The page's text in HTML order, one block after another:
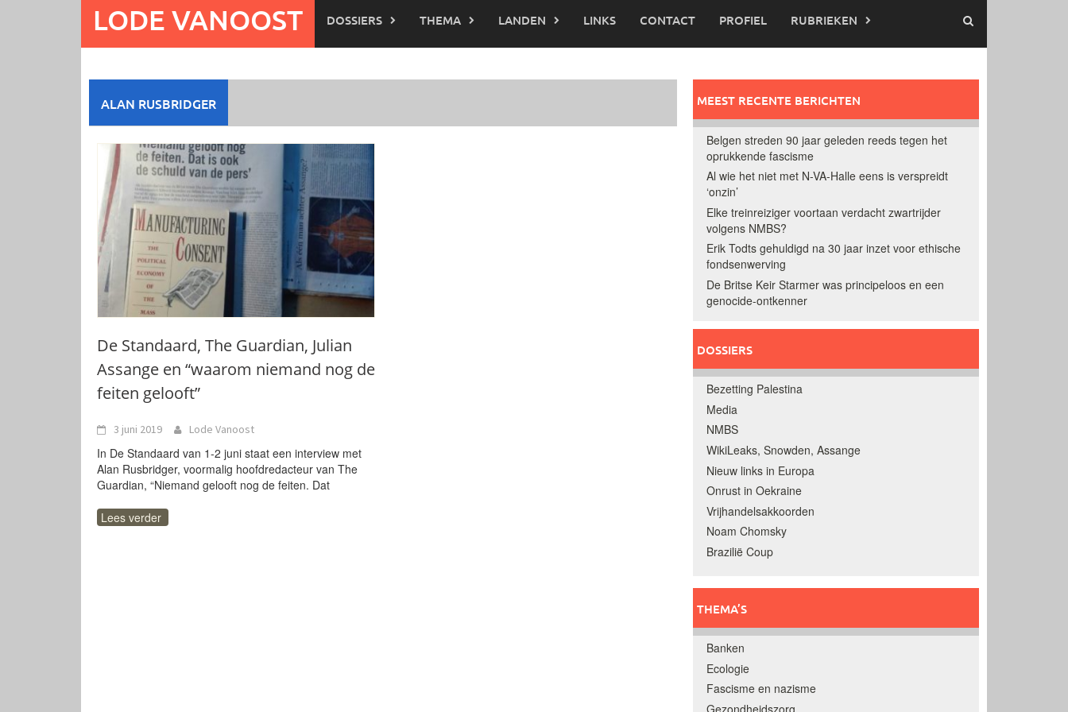
LODE VANOOST DOSSIERS THEMA LANDEN LINKS CONTACT PROFIEL RUBRIEKEN
ALAN RUSBRIDGER
De Standaard, The Guardian, Julian
Assange en “waarom niemand nog de
feiten gelooft”
3 juni 2019 Lode Vanoost
In De Standaard van 1-2 juni staat een interview met
Alan Rusbridger, voormalig hoofdredacteur van The
Guardian, “Niemand gelooft nog de feiten. Dat
Lees verder
MEEST RECENTE BERICHTEN
Belgen streden 90 jaar geleden reeds tegen het
oprukkende fascisme
Al wie het niet met N-VA-Halle eens is verspreidt
‘onzin’
Elke treinreiziger voortaan verdacht zwartrijder
volgens NMBS?
Erik Todts gehuldigd na 30 jaar inzet voor ethische
fondsenwerving
De Britse Keir Starmer was principeloos en een
genocide-ontkenner
DOSSIERS
Bezetting Palestina
Media
NMBS
WikiLeaks, Snowden, Assange
Nieuw links in Europa
Onrust in Oekraine
Vrijhandelsakkoorden
Noam Chomsky
Brazilië Coup
THEMA’S
Banken
Ecologie
Fascisme en nazisme
Gezondheidszorg